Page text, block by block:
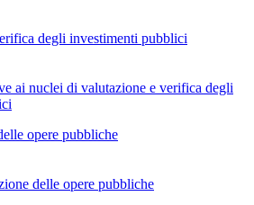
degli investimenti pubblici
ai nuclei di valutazione e verifica degli
opere pubbliche
delle opere pubbliche